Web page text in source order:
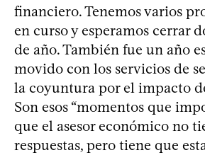
financiero. Tenemos varios
en curso y esperamos cerrar
de año. También fue un año
movido con los servicios de
la coyuntura por el impacto
Son esos “momentos que
que el asesor económico no
respuestas, pero tiene que